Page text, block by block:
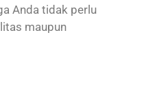
Anda tidak perlu
maupun